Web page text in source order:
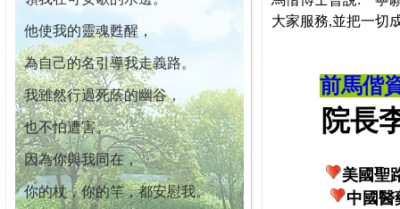
他使我的靈魂甦醒，
為自己的名引導我走義路。
我雖然行過死蔭的幽谷，
也不怕遭害。
因為你與我同在，
你的杖，你的竿，都安慰我。
大家服務,並把一切
前馬偕
院長李
美國聖
中國醫